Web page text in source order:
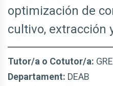
optimización de
cultivo, extracción
Tutor/a o Cotutor/a:
Departament: DEAB